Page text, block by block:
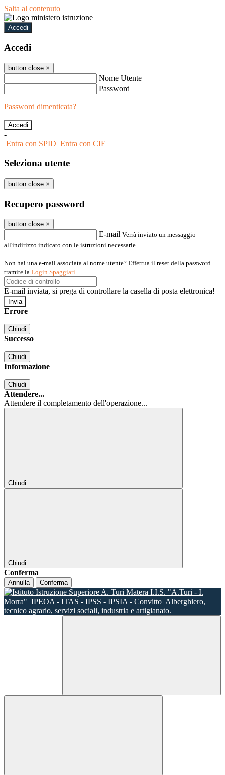
Salta al contenuto
Accedi
Accedi
button close ×
Nome Utente
Password
Password dimenticata?
-
Entra con SPID Entra con CIE
Seleziona utente
button close ×
Recupero password
button close ×
E-mail Verrà inviato un messaggio
all'indirizzo indicato con le istruzioni necessarie.
Non hai una e-mail associata al nome utente? Effettua il reset della password
tramite la Login Spaggiari
E-mail inviata, si prega di controllare la casella di posta elettronica!
Errore
Chiudi
Successo
Chiudi
Informazione
Chiudi
Attendere...
Attendere il completamento dell'operazione...
Chiudi
Chiudi
Conferma
Annulla Conferma
I.I.S. "A.Turi - I.
Morra" IPEOA - ITAS - IPSS - IPSIA - Convitto Alberghiero,
tecnico agrario, servizi sociali, industria e artigianato.